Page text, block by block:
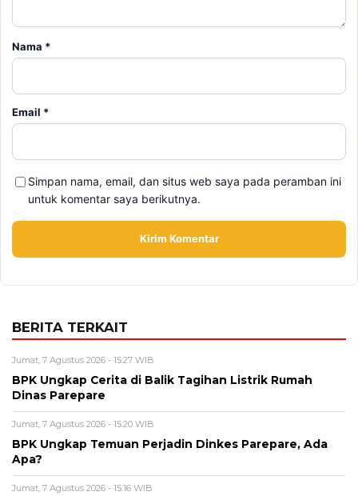
Nama *
Email *
Simpan nama, email, dan situs web saya pada peramban ini
untuk komentar saya berikutnya.
BERITA TERKAIT
Jumat, 7 Agustus 2026 - 15:27 WIB
BPK Ungkap Cerita di Balik Tagihan Listrik Rumah
Dinas Parepare
Jumat, 7 Agustus 2026 - 15:20 WIB
BPK Ungkap Temuan Perjadin Dinkes Parepare, Ada
Apa?
Jumat, 7 Agustus 2026 - 15:16 WIB